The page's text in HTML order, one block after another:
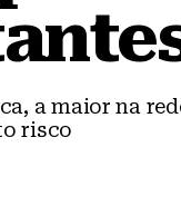
a maior na
risco